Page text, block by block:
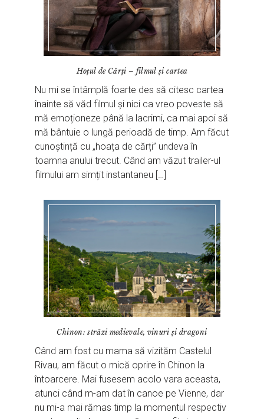
Hoțul de Cărți – filmul și cartea
Nu mi se întâmplă foarte des să citesc cartea
înainte să văd filmul și nici ca vreo poveste să
mă emoționeze până la lacrimi, ca mai apoi să
mă bântuie o lungă perioadă de timp. Am făcut
cunoștință cu „hoața de cărți” undeva în
toamna anului trecut. Când am văzut trailer-ul
filmului am simțit instantaneu […]
Chinon: străzi medievale, vinuri și dragoni
Când am fost cu mama să vizităm Castelul
Rivau, am făcut o mică oprire în Chinon la
întoarcere. Mai fusesem acolo vara aceasta,
atunci când m-am dat în canoe pe Vienne, dar
nu mi-a mai rămas timp la momentul respectiv